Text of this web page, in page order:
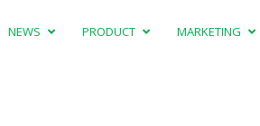
NEWS PRODUCT MARKETING